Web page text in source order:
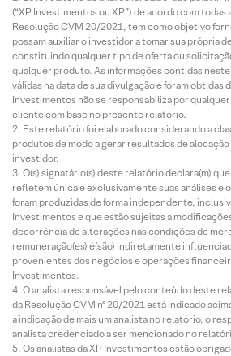
(“XP Investimentos ou XP”) de acordo com todas
Resolução CVM 20/2021, tem como objetivo
possam auxiliar o investidor a tomar sua própria
constituindo qualquer tipo de oferta ou
qualquer produto. As informações contidas
válidas na data de sua divulgação e foram obtidas
Investimentos não se responsabiliza por
cliente com base no presente relatório.
Este relatório foi elaborado considerando a
produtos de modo a gerar resultados de
investidor.
O(s) signatário(s) deste relatório declara(m)
refletem única e exclusivamente suas análises e
foram produzidas de forma independente,
Investimentos e que estão sujeitas a
decorrência de alterações nas condições de
remuneração(es) é(são) indiretamente
provenientes dos negócios e operações
Investimentos.
O analista responsável pelo conteúdo deste
da Resolução CVM nº 20/2021 está indicado
a indicação de mais um analista no relatório, o
analista credenciado a ser mencionado no
Os analistas da XP Investimentos estão